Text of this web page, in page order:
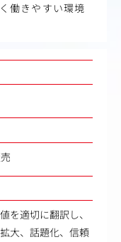
働きやすい環境
を適切に翻訳し、
大、話題化、信頼